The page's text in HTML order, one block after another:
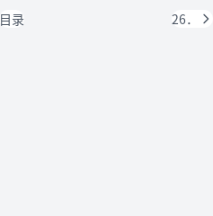
目录 26．